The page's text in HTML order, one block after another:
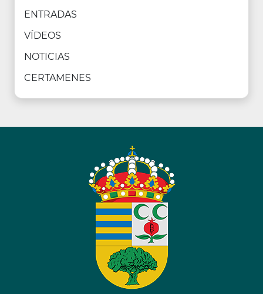
ENTRADAS
VÍDEOS
NOTICIAS
CERTAMENES